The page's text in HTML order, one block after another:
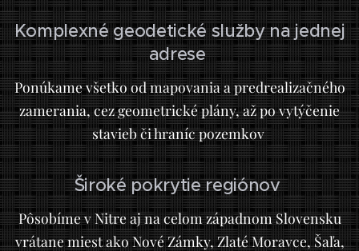
Komplexné geodetické služby na jednej
adrese
Ponúkame všetko od mapovania a predrealizačného
zamerania, cez geometrické plány, až po vytýčenie
stavieb či hraníc pozemkov
Široké pokrytie regiónov
Pôsobíme v Nitre aj na celom západnom Slovensku
vrátane miest ako Nové Zámky, Zlaté Moravce, Šaľa,